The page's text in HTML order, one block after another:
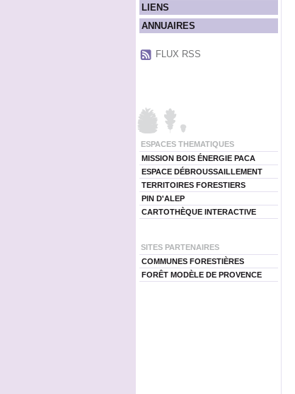
LIENS
ANNUAIRES
FLUX RSS
ESPACES THEMATIQUES
MISSION BOIS ÉNERGIE PACA
ESPACE DÉBROUSSAILLEMENT
TERRITOIRES FORESTIERS
PIN D'ALEP
CARTOTHÈQUE INTERACTIVE
SITES PARTENAIRES
COMMUNES FORESTIÈRES
FORÊT MODÈLE DE PROVENCE